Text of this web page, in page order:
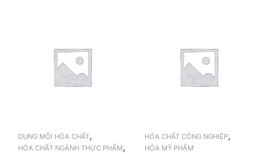
DUNG MÔI HÓA CHẤT,
HÓA CHẤT NGÀNH THỰC PHẨM,
HÓA CHẤT CÔNG NGHIỆP,
HÓA MỸ PHẨM